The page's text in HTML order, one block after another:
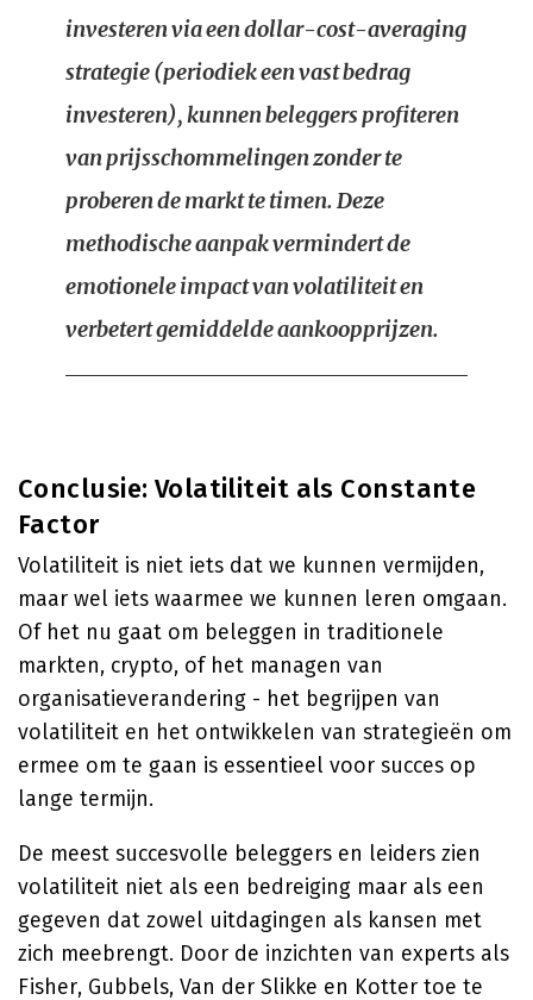
investeren via een dollar-cost-averaging
strategie (periodiek een vast bedrag
investeren), kunnen beleggers profiteren
van prijsschommelingen zonder te
proberen de markt te timen. Deze
methodische aanpak vermindert de
emotionele impact van volatiliteit en
verbetert gemiddelde aankoopprijzen.
Conclusie: Volatiliteit als Constante
Factor
Volatiliteit is niet iets dat we kunnen vermijden,
maar wel iets waarmee we kunnen leren omgaan.
Of het nu gaat om beleggen in traditionele
markten, crypto, of het managen van
organisatieverandering - het begrijpen van
volatiliteit en het ontwikkelen van strategieën om
ermee om te gaan is essentieel voor succes op
lange termijn.
De meest succesvolle beleggers en leiders zien
volatiliteit niet als een bedreiging maar als een
gegeven dat zowel uitdagingen als kansen met
zich meebrengt. Door de inzichten van experts als
Fisher, Gubbels, Van der Slikke en Kotter toe te